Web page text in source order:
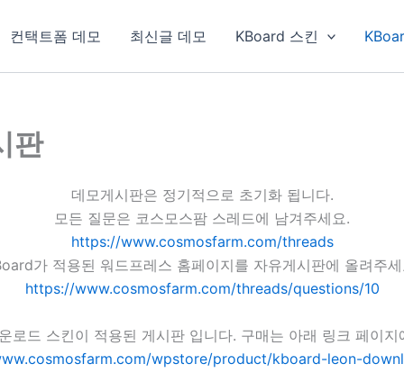
컨택트폼 데모 최신글 데모 KBoard 스킨
판
데모게시판은 정기적으로 초기화 됩니다.
모든 질문은 코스모스팜 스레드에 남겨주세요.
https://www.cosmosfarm.com/threads
가 적용된 워드프레스 홈페이지를 자유게시판에 올려주
https://www.cosmosfarm.com/threads/questions/10
로드 스킨이 적용된 게시판 입니다. 구매는 아래 링크 페이지
wpstore/product/kboard-leon-